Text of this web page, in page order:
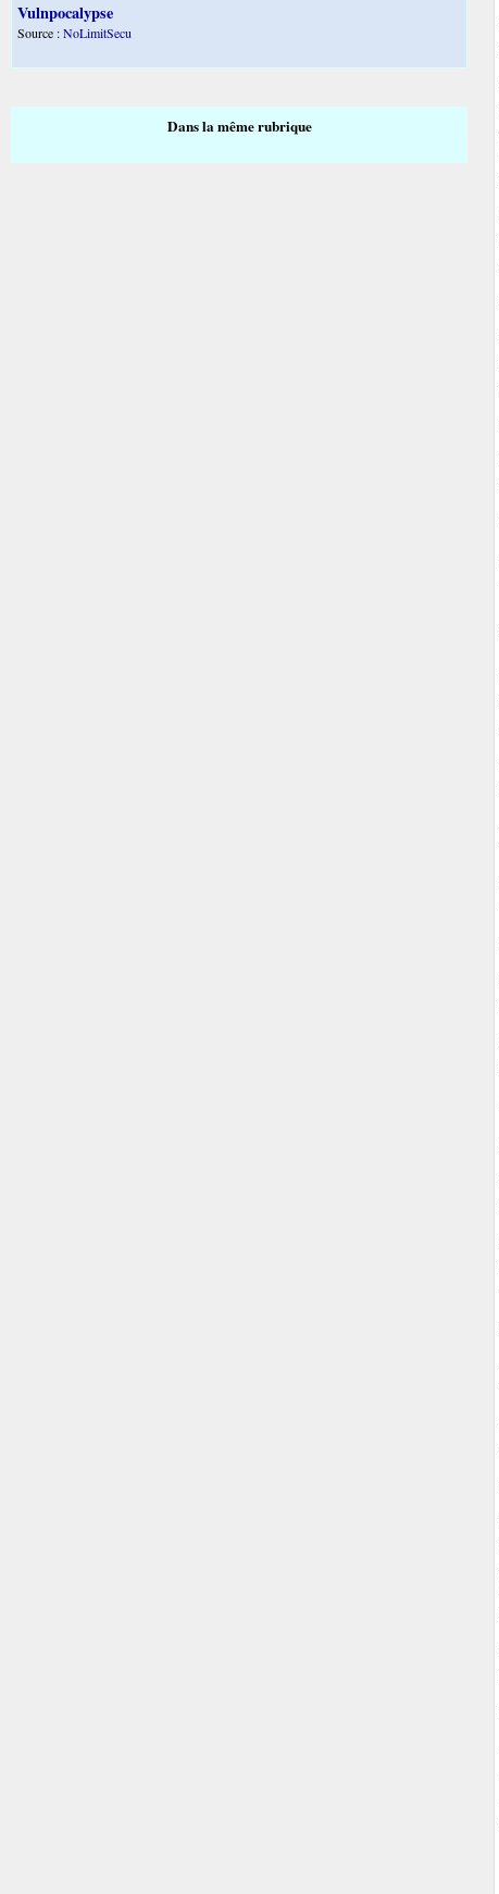
Vulnpocalypse
Source :NoLimitSecu
Dans la même rubrique